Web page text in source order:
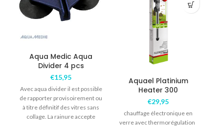
Aqua Medic Aqua
Divider 4 pcs
€15,95
Avec aqua divider il est possible
de rapporter provisoirement ou
à titre définitif des vitres sans
collage. La rainure accepte
Aquael Platinium
Heater 300
€29,95
chauffage électronique en
verre avec thermorégulation